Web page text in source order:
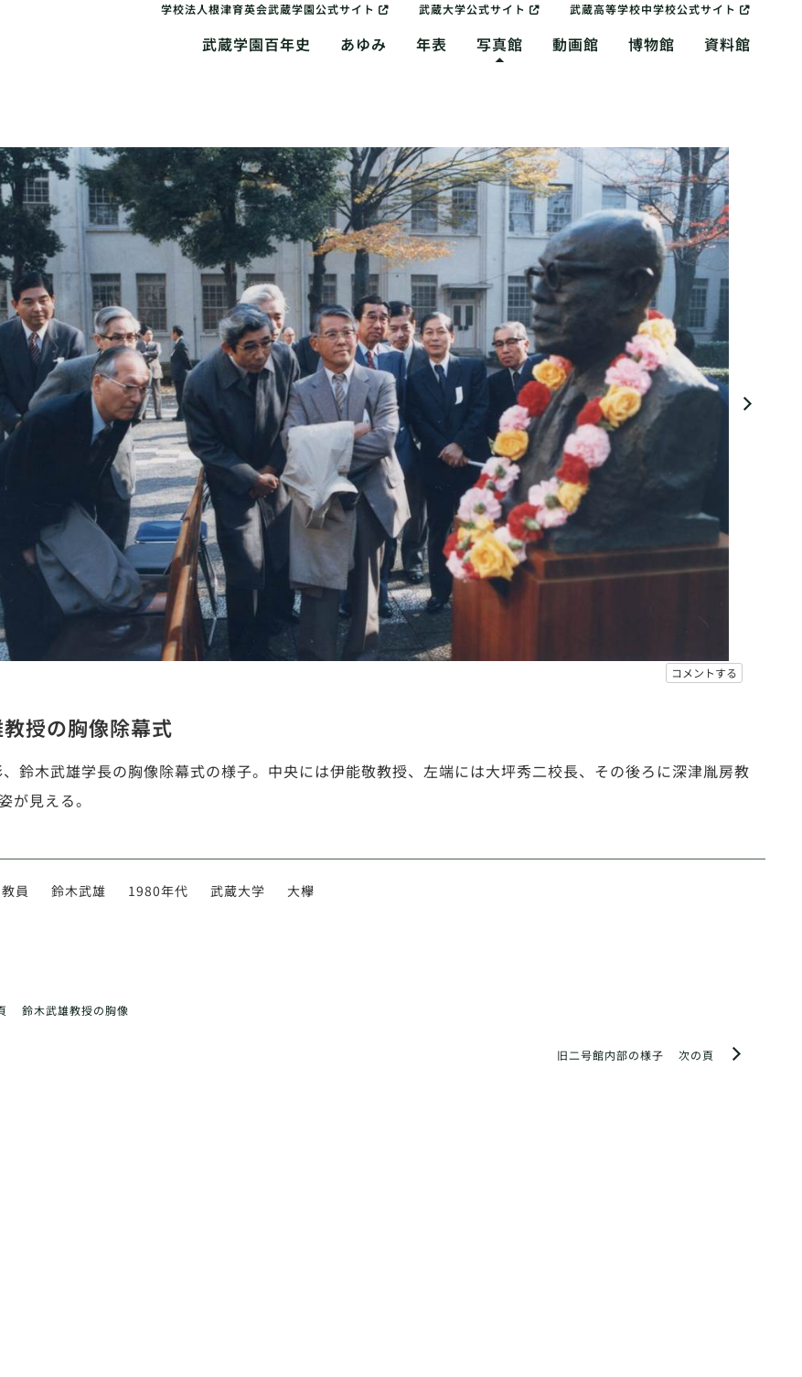
学校法人根津育英会武蔵学園公式サイト 武蔵大学公式サイト 武蔵高等学校中学校公式サイト
武蔵学園百年史 あゆみ 年表 写真館 動画館 博物館 資料館
コメントする
授の胸像除幕式
鈴木武雄学長の胸像除幕式の様子。中央には伊能敬教授、左端には大坪秀二校長、その後ろに深津胤房教
が見える。
教員 鈴木武雄 1980年代 武蔵大学 大欅
鈴木武雄教授の胸像
次の頁
旧二号館内部の様子